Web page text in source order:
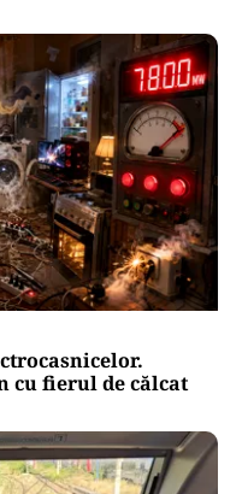
cu fierul de călcat